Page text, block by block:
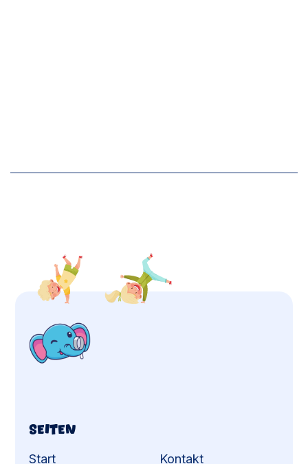
Seiten
Start Kontakt